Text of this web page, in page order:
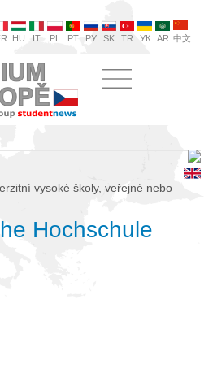
HU IT PL PT РУ SK TR УК AR 中文
vysoké školy, veřejné nebo
Hochschule